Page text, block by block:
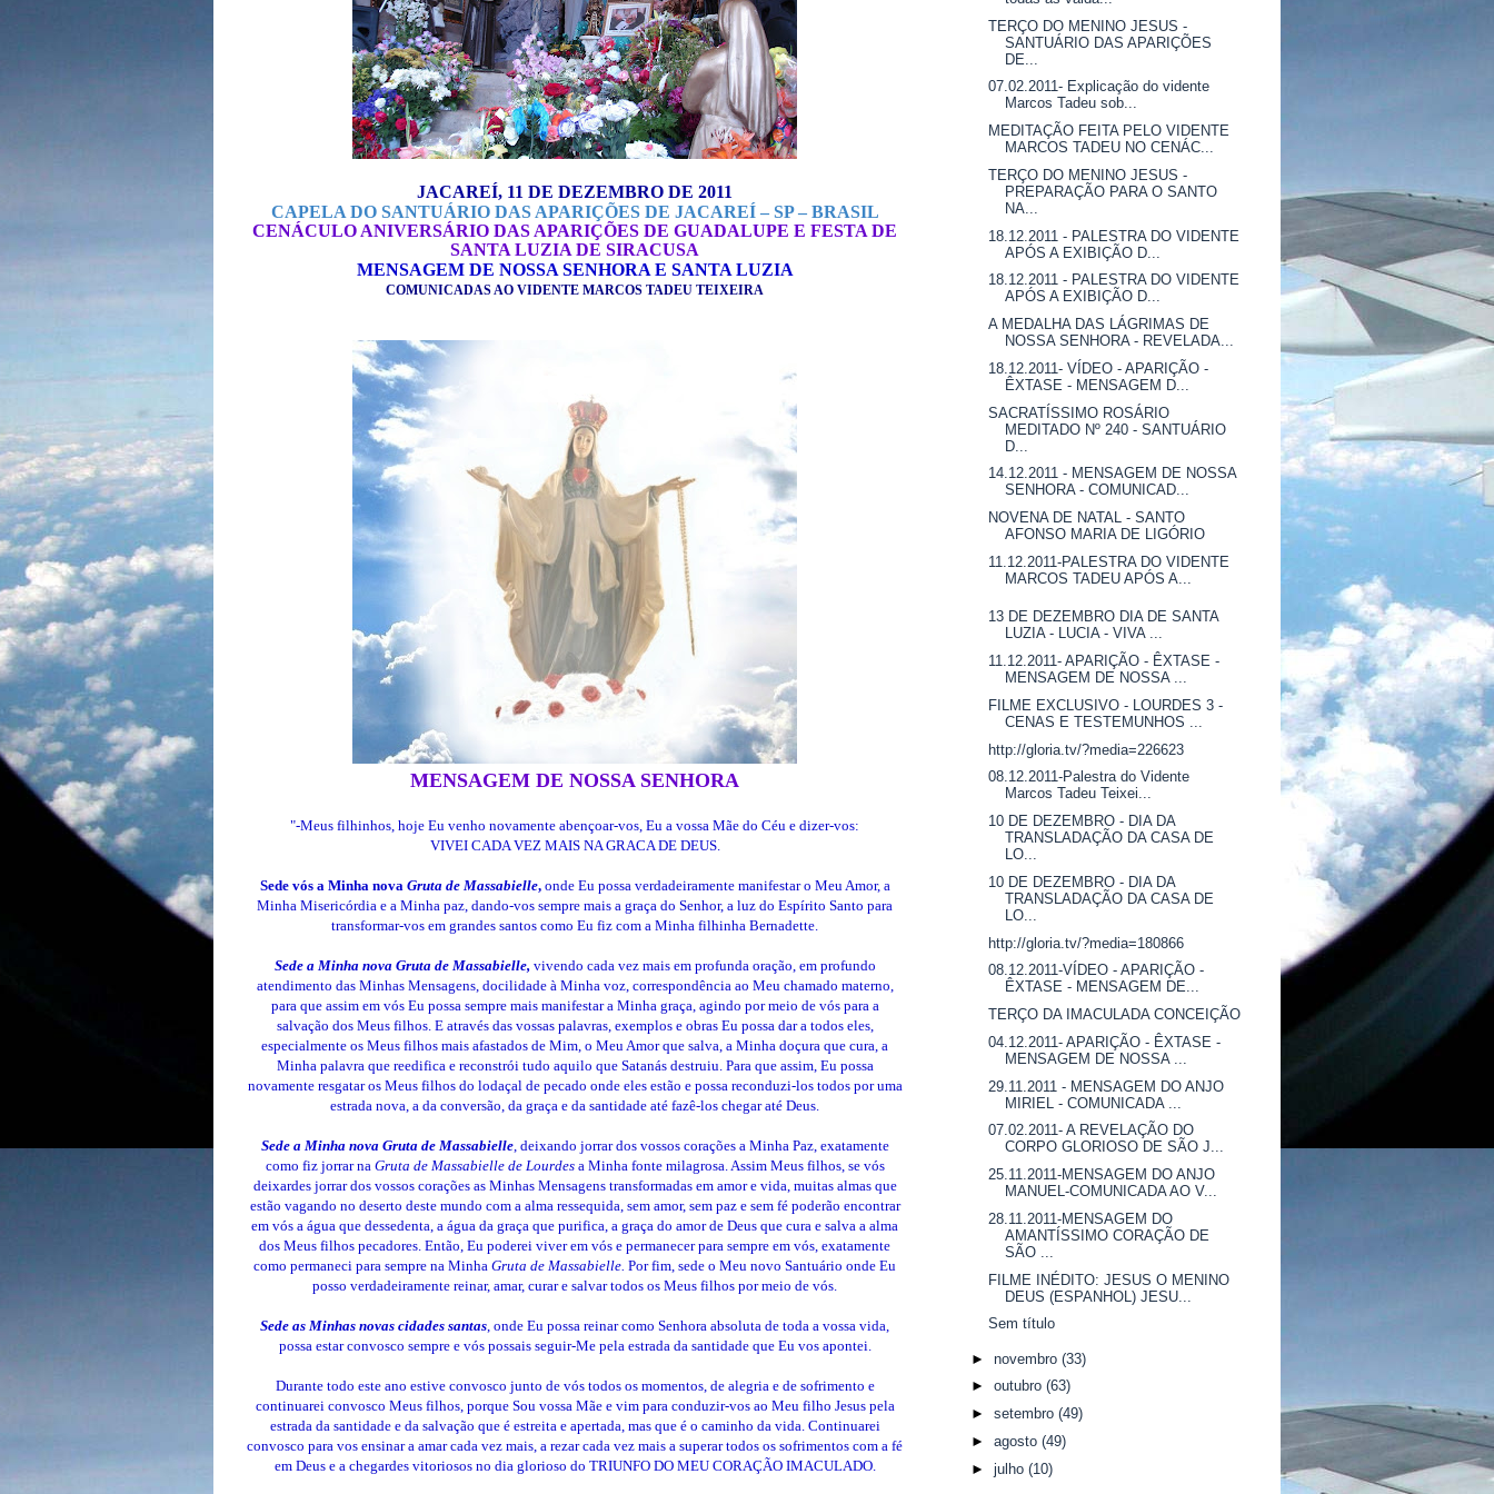
JACAREÍ, 11 DE DEZEMBRO DE 2011
CAPELA DO SANTUÁRIO DAS APARIÇÕES DE JACAREÍ – SP – BRASIL
CENÁCULO ANIVERSÁRIO DAS APARIÇÕES DE GUADALUPE E FESTA DE
SANTA LUZIA DE SIRACUSA
MENSAGEM DE NOSSA SENHORA E SANTA LUZIA
COMUNICADAS AO VIDENTE MARCOS TADEU TEIXEIRA
MENSAGEM DE NOSSA SENHORA
"-Meus filhinhos, hoje Eu venho novamente abençoar-vos, Eu a vossa Mãe do Céu e dizer-vos:
VIVEI CADA VEZ MAIS NA GRACA DE DEUS.
Sede vós a Minha nova Gruta de Massabielle,onde Eu possa verdadeiramente manifestar o Meu Amor, a
Minha Misericórdia e a Minha paz, dando-vos sempre mais a graça do Senhor, a luz do Espírito Santo para
transformar-vos em grandes santos como Eu fiz com a Minha filhinha Bernadette.
Sede a Minha nova Gruta de Massabielle,vivendo cada vez mais em profunda oração, em profundo
atendimento das Minhas Mensagens, docilidade à Minha voz, correspondência ao Meu chamado materno,
para que assim em vós Eu possa sempre mais manifestar a Minha graça, agindo por meio de vós para a
salvação dos Meus filhos. E através das vossas palavras, exemplos e obras Eu possa dar a todos eles,
especialmente os Meus filhos mais afastados de Mim, o Meu Amor que salva, a Minha doçura que cura, a
Minha palavra que reedifica e reconstrói tudo aquilo que Satanás destruiu. Para que assim, Eu possa
novamente resgatar os Meus filhos do lodaçal de pecado onde eles estão e possa reconduzi-los todos por uma
estrada nova, a da conversão, da graça e da santidade até fazê-los chegar até Deus.
Sede a Minha nova Gruta de Massabielle, deixando jorrar dos vossos corações a Minha Paz, exatamente
como fiz jorrar na Gruta de Massabielle de Lourdesa Minha fonte milagrosa. Assim Meus filhos, se vós
deixardes jorrar dos vossos corações as Minhas Mensagens transformadas em amor e vida, muitas almas que
estão vagando no deserto deste mundo com a alma ressequida, sem amor, sem paz e sem fé poderão encontrar
em vós a água que dessedenta, a água da graça que purifica, a graça do amor de Deus que cura e salva a alma
dos Meus filhos pecadores. Então, Eu poderei viver em vós e permanecer para sempre em vós, exatamente
como permaneci para sempre na Minha Gruta de Massabielle. Por fim, sede o Meu novo Santuário onde Eu
posso verdadeiramente reinar, amar, curar e salvar todos os Meus filhos por meio de vós.
Sede as Minhas novas cidades santas, onde Eu possa reinar como Senhora absoluta de toda a vossa vida,
possa estar convosco sempre e vós possais seguir-Me pela estrada da santidade que Eu vos apontei.
Durante todo este ano estive convosco junto de vós todos os momentos, de alegria e de sofrimento e
continuarei convosco Meus filhos, porque Sou vossa Mãe e vim para conduzir-vos ao Meu filho Jesus pela
estrada da santidade e da salvação que é estreita e apertada, mas que é o caminho da vida. Continuarei
convosco para vos ensinar a amar cada vez mais, a rezar cada vez mais a superar todos os sofrimentos com a fé
em Deus e a chegardes vitoriosos no dia glorioso do TRIUNFO DO MEU CORAÇÃO IMACULADO.
TERÇO DO MENINO JESUS -
SANTUÁRIO DAS APARIÇÕES
DE...
07.02.2011- Explicação do vidente
Marcos Tadeu sob...
MEDITAÇÃO FEITA PELO VIDENTE
MARCOS TADEU NO CENÁC...
TERÇO DO MENINO JESUS -
PREPARAÇÃO PARA O SANTO
NA...
18.12.2011 - PALESTRA DO VIDENTE
APÓS A EXIBIÇÃO D...
18.12.2011 - PALESTRA DO VIDENTE
APÓS A EXIBIÇÃO D...
A MEDALHA DAS LÁGRIMAS DE
NOSSA SENHORA - REVELADA...
18.12.2011- VÍDEO - APARIÇÃO -
ÊXTASE - MENSAGEM D...
SACRATÍSSIMO ROSÁRIO
MEDITADO Nº 240 - SANTUÁRIO
D...
14.12.2011 - MENSAGEM DE NOSSA
SENHORA - COMUNICAD...
NOVENA DE NATAL - SANTO
AFONSO MARIA DE LIGÓRIO
11.12.2011-PALESTRA DO VIDENTE
MARCOS TADEU APÓS A...
13 DE DEZEMBRO DIA DE SANTA
LUZIA - LUCIA - VIVA ...
11.12.2011- APARIÇÃO - ÊXTASE -
MENSAGEM DE NOSSA ...
FILME EXCLUSIVO - LOURDES 3 -
CENAS E TESTEMUNHOS ...
http://gloria.tv/?media=226623
08.12.2011-Palestra do Vidente
Marcos Tadeu Teixei...
10 DE DEZEMBRO - DIA DA
TRANSLADAÇÃO DA CASA DE
LO...
10 DE DEZEMBRO - DIA DA
TRANSLADAÇÃO DA CASA DE
LO...
http://gloria.tv/?media=180866
08.12.2011-VÍDEO - APARIÇÃO -
ÊXTASE - MENSAGEM DE...
TERÇO DA IMACULADA CONCEIÇÃO
04.12.2011- APARIÇÃO - ÊXTASE -
MENSAGEM DE NOSSA ...
29.11.2011 - MENSAGEM DO ANJO
MIRIEL - COMUNICADA ...
07.02.2011- A REVELAÇÃO DO
CORPO GLORIOSO DE SÃO J...
25.11.2011-MENSAGEM DO ANJO
MANUEL-COMUNICADA AO V...
28.11.2011-MENSAGEM DO
AMANTÍSSIMO CORAÇÃO DE
SÃO ...
FILME INÉDITO: JESUS O MENINO
DEUS (ESPANHOL) JESU...
Sem título
► novembro (33)
► outubro (63)
► setembro (49)
► agosto (49)
► julho (10)